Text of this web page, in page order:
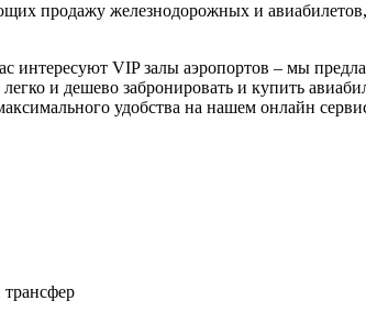
продажу железнодорожных и
интересуют VIP залы аэропортов – мы
и дешево забронировать и купить
удобства на нашем онлайн
трансфер